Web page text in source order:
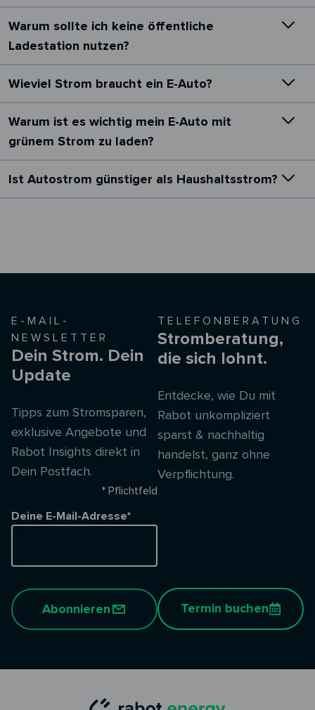
Warum sollte ich keine öffentliche
Ladestation nutzen?
Wieviel Strom braucht ein E-Auto?
Warum ist es wichtig mein E-Auto mit
grünem Strom zu laden?
Ist Autostrom günstiger als Haushaltsstrom?
E-MAIL-
NEWSLETTER
Dein Strom. Dein
Update
Tipps zum Stromsparen,
exklusive Angebote und
Rabot Insights direkt in
Dein Postfach.
* Pflichtfeld
Deine E-Mail-Adresse*
Abonnieren
TELEFONBERATUNG
Stromberatung,
die sich lohnt.
Entdecke, wie Du mit
Rabot unkompliziert
sparst & nachhaltig
handelst, ganz ohne
Verpflichtung.
Termin buchen